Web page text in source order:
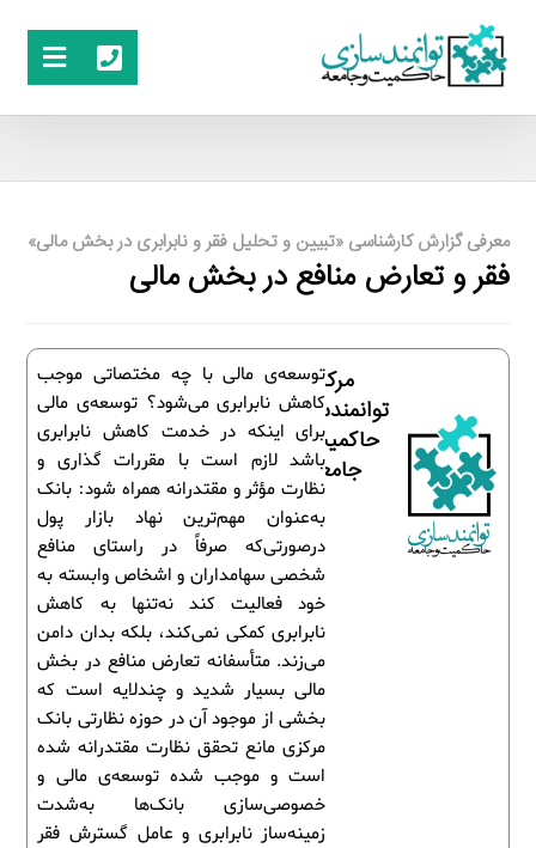
معرفی گزارش کارشناسی «تبیین و تحلیل فقر و نابرابری در بخش مالی»
فقر و تعارض منافع در بخش مالی
توسعه‌ی مالی با چه مختصاتی موجب
کاهش نابرابری می‌شود؟ توسعه‌ی مالی
برای اینکه در خدمت کاهش نابرابری
باشد لازم است با مقررات گذاری و
نظارت مؤثر و مقتدرانه همراه شود: بانک
به‌عنوان مهم‌ترین نهاد بازار پول
درصورتی‌که صرفاً در راستای منافع
شخصی سهامداران و اشخاص وابسته به
خود فعالیت کند نه‌تنها به کاهش
نابرابری کمکی نمی‌کند، بلکه بدان دامن
می‌زند. متأسفانه تعارض منافع در بخش
مالی بسیار شدید و چندلایه است که
بخشی از موجود آن در حوزه نظارتی بانک
مرکزی مانع تحقق نظارت مقتدرانه شده
است و موجب شده توسعه‌ی مالی و
خصوصی‌سازی بانک‌ها به‌شدت
زمینه‌ساز نابرابری و عامل گسترش فقر
مرکز
توانمندسازی
حاکمیت و
جامعه